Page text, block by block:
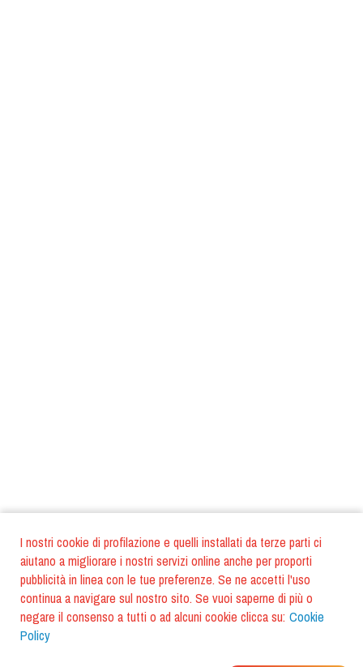
I nostri cookie di profilazione e quelli installati da terze parti ci
aiutano a migliorare i nostri servizi online anche per proporti
pubblicità in linea con le tue preferenze. Se ne accetti l'uso
continua a navigare sul nostro sito. Se vuoi saperne di più o
negare il consenso a tutti o ad alcuni cookie clicca su: Cookie
Policy
DOVE MANGIANO I